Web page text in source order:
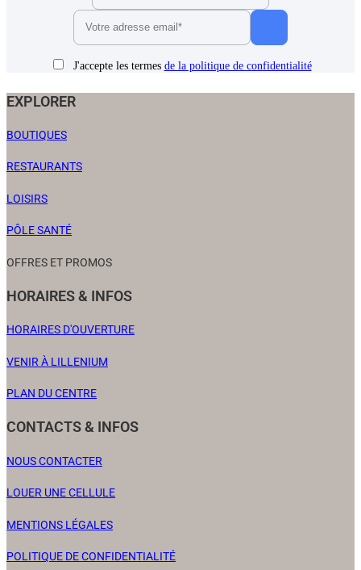
J'accepte les termes de la politique de confidentialité
EXPLORER
BOUTIQUES
RESTAURANTS
LOISIRS
PÔLE SANTÉ
OFFRES ET PROMOS
HORAIRES & INFOS
HORAIRES D'OUVERTURE
VENIR À LILLENIUM
PLAN DU CENTRE
CONTACTS & INFOS
NOUS CONTACTER
LOUER UNE CELLULE
MENTIONS LÉGALES
POLITIQUE DE CONFIDENTIALITÉ